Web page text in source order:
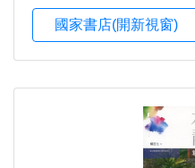
國家書店(開新視窗)